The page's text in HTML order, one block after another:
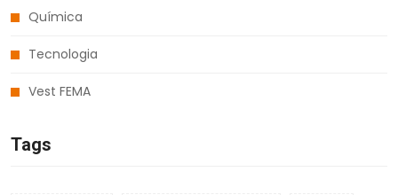
Química
Tecnologia
Vest FEMA
Tags